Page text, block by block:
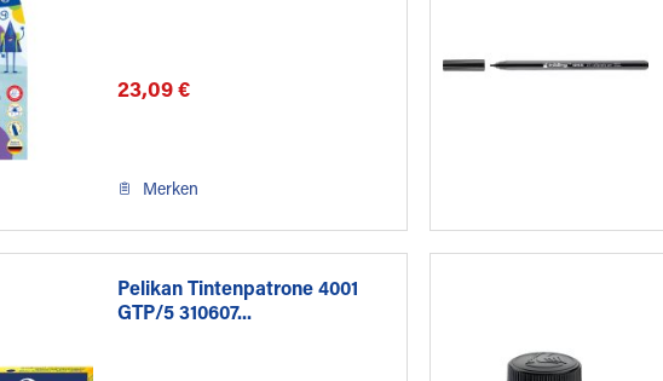
23,09 €
Merken
Pelikan Tintenpatrone 4001
GTP/5 310607...